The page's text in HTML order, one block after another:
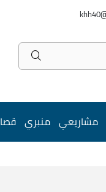
مشاريعي منبري